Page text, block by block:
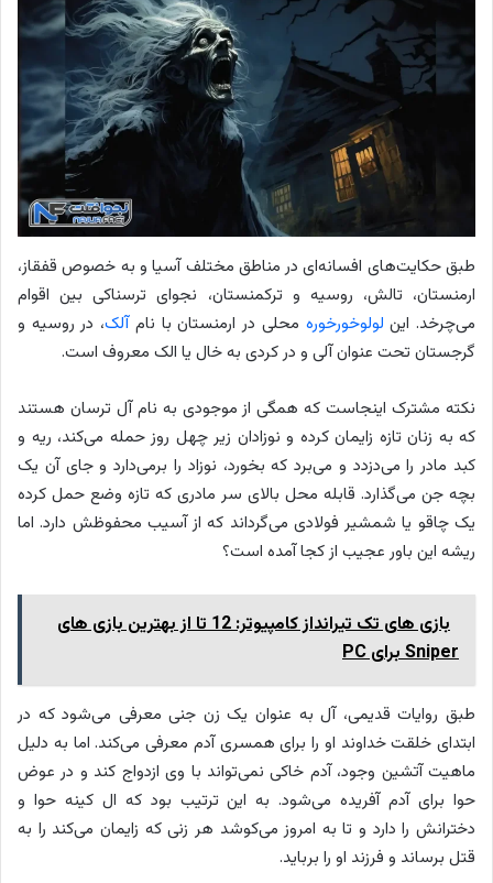
طبق حکایت‌های افسانه‌ای در مناطق مختلف آسیا و به خصوص قفقاز،
ارمنستان، تالش، روسیه و ترکمنستان، نجوای ترسناکی بین اقوام
می‌چرخد. این لولوخورخوره محلی در ارمنستان با نامآلک، در روسیه و
گرجستان تحت عنوان آلی و در کردی به خال یا الک معروف است.
نکته مشترک اینجاست که همگی از موجودی به نام آل ترسان هستند
که به زنان تازه زایمان کرده و نوزادان زیر چهل روز حمله می‌کند، ریه و
کبد مادر را می‌دزدد و می‌برد که بخورد، نوزاد را برمی‌دارد و جای آن یک
بچه جن می‌گذارد. قابله محل بالای سر مادری که تازه وضع حمل کرده
یک چاقو یا شمشیر فولادی می‌گرداند که از آسیب محفوظش دارد. اما
ریشه این باور عجیب از کجا آمده است؟
بازی های تک تیرانداز کامپیوتر: 12 تا از بهترین بازی های
Sniper برای PC
طبق روایات قدیمی، آل به عنوان یک زن جنی معرفی می‌شود که در
ابتدای خلقت خداوند او را برای همسری آدم معرفی می‌کند. اما به دلیل
ماهیت آتشین وجود، آدم خاکی نمی‌تواند با وی ازدواج کند و در عوض
حوا برای آدم آفریده می‌شود. به این ترتیب بود که ال کینه حوا و
دخترانش را دارد و تا به امروز می‌کوشد هر زنی که زایمان می‌کند را به
قتل برساند و فرزند او را برباید.